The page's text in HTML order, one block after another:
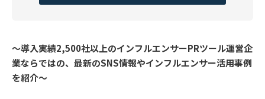
～導入実績2,500社以上のインフルエンサーPRツール運営企
業ならではの、最新のSNS情報やインフルエンサー活用事例
を紹介～